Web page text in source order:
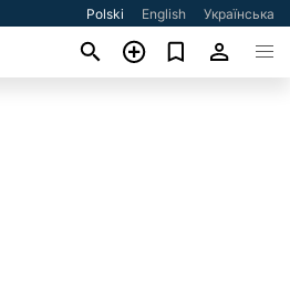
Polski English Українська